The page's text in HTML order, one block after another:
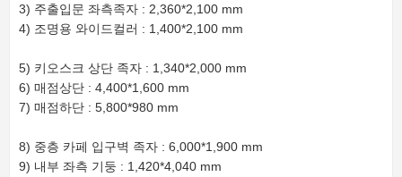
3) 주출입문 좌측족자 : 2,360*2,100 mm
4) 조명용 와이드컬러 : 1,400*2,100 mm
5) 키오스크 상단 족자 : 1,340*2,000 mm
6) 매점상단 : 4,400*1,600 mm
7) 매점하단 : 5,800*980 mm
8) 중층 카페 입구벽 족자 : 6,000*1,900 mm
9) 내부 좌측 기둥 : 1,420*4,040 mm